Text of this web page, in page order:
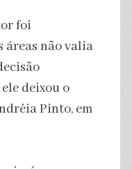
foi
áreas não valia
deixou o
Pinto, em